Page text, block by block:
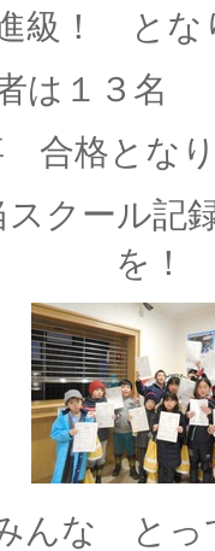
級！ とな
は１３名
合格とな
スクール記
を！
んな とっ